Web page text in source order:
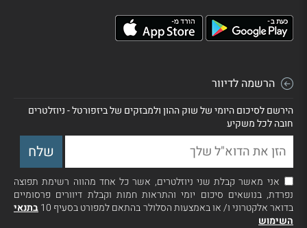
הרשמה לדיוור
הירשם לסיכום היומי של שוק ההון ולמבזקים של ביזפורטל - ניוזלטרים
חובה לכל משקיע
אני מאשר קבלת שני ניוזלטרים, אשר כל אחד מהווה רשימת תפוצה
נפרדת, בנושאים סיכום יומי והתראות חמות וקבלת דיוורים פרסומיים
בדואר אלקטרוני ו/ או באמצעות הסלולר בהתאם למפורט בסעיף 10
בתנאי
השימוש